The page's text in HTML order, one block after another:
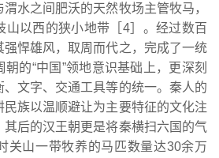
水之间肥沃的天然牧场主管牧马，
山以西的狭小地带［4］。经过数百
悍雄风，取周而代之，完成了一统
的“中国”领地意识基础上，更深刻
文字、交通工具等的统一。秦人的
族以温顺避让为主要特征的文化注
其后的汉王朝更是将秦横扫六国的气
关山一带牧养的马匹数量达30余万